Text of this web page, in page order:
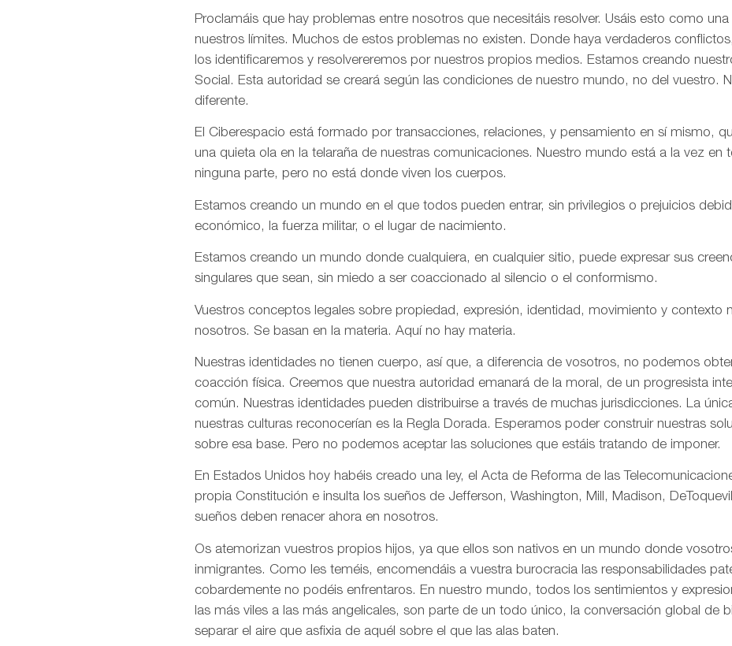
Proclamáis que hay problemas entre nosotros que necesitáis resolver. Usáis esto como
nuestros límites. Muchos de estos problemas no existen. Donde haya verdaderos
los identificaremos y resolvereremos por nuestros propios medios. Estamos creando
Social. Esta autoridad se creará según las condiciones de nuestro mundo, no del vuestro.
diferente.
El Ciberespacio está formado por transacciones, relaciones, y pensamiento en sí mismo,
una quieta ola en la telaraña de nuestras comunicaciones. Nuestro mundo está a la vez en
ninguna parte, pero no está donde viven los cuerpos.
Estamos creando un mundo en el que todos pueden entrar, sin privilegios o prejuicios
económico, la fuerza militar, o el lugar de nacimiento.
Estamos creando un mundo donde cualquiera, en cualquier sitio, puede expresar sus
singulares que sean, sin miedo a ser coaccionado al silencio o el conformismo.
Vuestros conceptos legales sobre propiedad, expresión, identidad, movimiento y contexto
nosotros. Se basan en la materia. Aquí no hay materia.
Nuestras identidades no tienen cuerpo, así que, a diferencia de vosotros, no podemos
coacción física. Creemos que nuestra autoridad emanará de la moral, de un progresista
común. Nuestras identidades pueden distribuirse a través de muchas jurisdicciones. La
nuestras culturas reconocerían es la Regla Dorada. Esperamos poder construir nuestras
sobre esa base. Pero no podemos aceptar las soluciones que estáis tratando de imponer.
En Estados Unidos hoy habéis creado una ley, el Acta de Reforma de las
propia Constitución e insulta los sueños de Jefferson, Washington, Mill, Madison,
sueños deben renacer ahora en nosotros.
Os atemorizan vuestros propios hijos, ya que ellos son nativos en un mundo donde
inmigrantes. Como les teméis, encomendáis a vuestra burocracia las responsabilidades
cobardemente no podéis enfrentaros. En nuestro mundo, todos los sentimientos y
las más viles a las más angelicales, son parte de un todo único, la conversación global de
separar el aire que asfixia de aquél sobre el que las alas baten.